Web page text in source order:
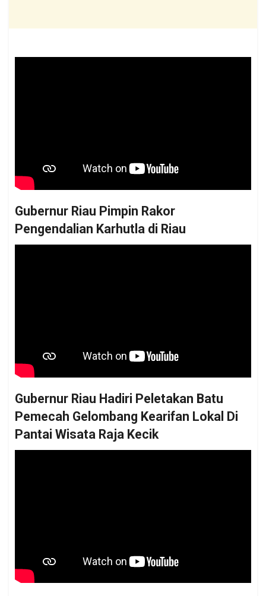
Gubernur Riau Pimpin Rakor
Pengendalian Karhutla di Riau
Gubernur Riau Hadiri Peletakan Batu
Pemecah Gelombang Kearifan Lokal Di
Pantai Wisata Raja Kecik